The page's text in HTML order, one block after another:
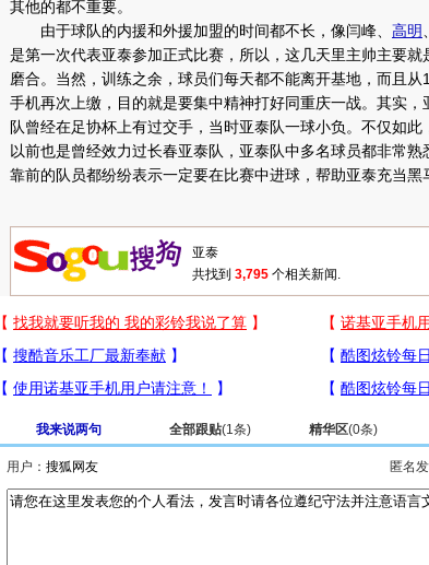
其他的都不重要。
由于球队的内援和外援加盟的时间都不长，像闫峰、 高明
是第一次代表亚泰参加正式比赛，所以，这几天里主帅主要
磨合。当然，训练之余，球员们每天都不能离开基地，而且
手机再次上缴，目的就是要集中精神打好同重庆一战。其实
队曾经在足协杯上有过交手，当时亚泰队一球小负。不仅如
以前也是曾经效力过长春亚泰队，亚泰队中多名球员都非常
靠前的队员都纷纷表示一定要在比赛中进球，帮助亚泰充当黑
共找到 3,795 个相关新闻.
我来说两句 全部跟贴(1条) 精华区(0条)
用户： 匿名发